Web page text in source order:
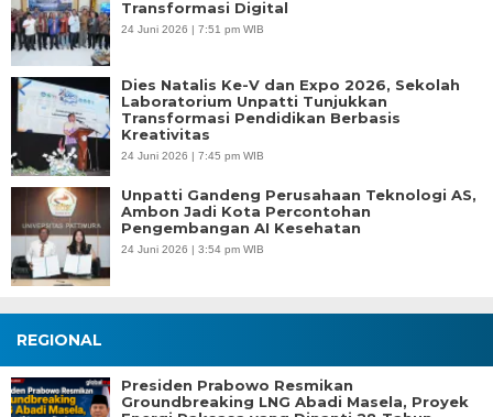
Transformasi Digital
24 Juni 2026 | 7:51 pm WIB
Dies Natalis Ke-V dan Expo 2026, Sekolah
Laboratorium Unpatti Tunjukkan
Transformasi Pendidikan Berbasis
Kreativitas
24 Juni 2026 | 7:45 pm WIB
Unpatti Gandeng Perusahaan Teknologi AS,
Ambon Jadi Kota Percontohan
Pengembangan AI Kesehatan
24 Juni 2026 | 3:54 pm WIB
REGIONAL
Presiden Prabowo Resmikan
Groundbreaking LNG Abadi Masela, Proyek